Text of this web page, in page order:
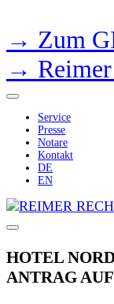
→ Zum
→
Service
Presse
Notare
Kontakt
DE
EN
HOTEL
ANTRAG